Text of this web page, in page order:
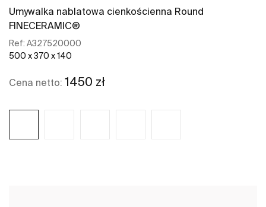
Umywalka nablatowa cienkościenna Round
FINECERAMIC®
Ref: A327520000
500 x 370 x 140
Cena netto: 1450 zł